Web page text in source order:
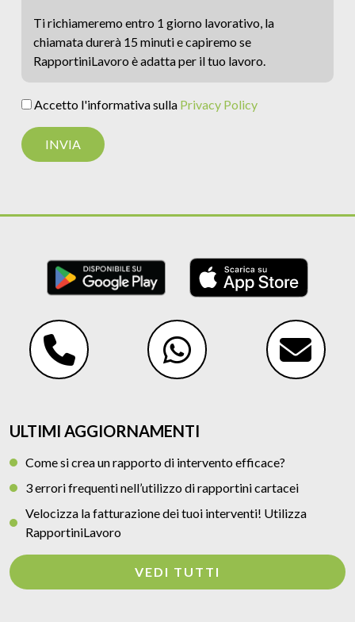
Ti richiameremo entro 1 giorno lavorativo, la
chiamata durerà 15 minuti e capiremo se
RapportiniLavoro è adatta per il tuo lavoro.
Accetto l'informativa sulla Privacy Policy
ULTIMI AGGIORNAMENTI
Come si crea un rapporto di intervento efficace?
3 errori frequenti nell’utilizzo di rapportini cartacei
Velocizza la fatturazione dei tuoi interventi! Utilizza
RapportiniLavoro
VEDI TUTTI